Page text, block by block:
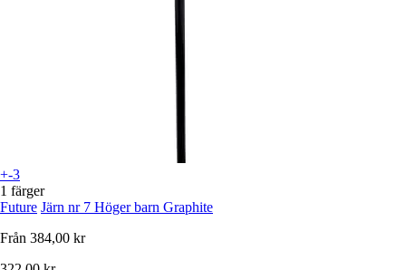
+-3
1 färger
Future Järn nr 7 Höger barn Graphite
Från 384,00 kr